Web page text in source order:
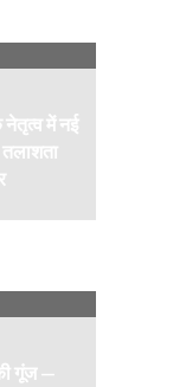
नेतृत्व में नई
तलाशता
गूंज —